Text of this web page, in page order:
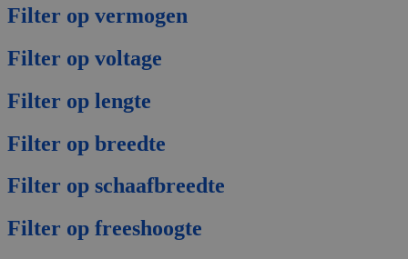
Filter op vermogen
Filter op voltage
Filter op lengte
Filter op breedte
Filter op schaafbreedte
Filter op freeshoogte